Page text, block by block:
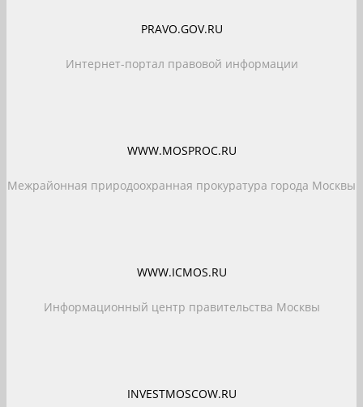
PRAVO.GOV.RU
Интернет-портал правовой информации
WWW.MOSPROC.RU
Межрайонная природоохранная прокуратура города Москвы
WWW.ICMOS.RU
Информационный центр правительства Москвы
INVESTMOSCOW.RU